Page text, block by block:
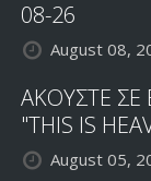
08-26
August 08,
ΑΚΟΥΣΤΕ
"THIS IS
August 05,